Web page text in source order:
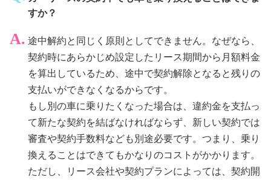
すか？
途中解約と同じく原則としてできません。なぜなら、
契約時にあらかじめ設定したリース期間から月額料金
を算出しているため、途中で契約解除となると残りの
支払いができなくなるからです。
もし別の車に乗りたくなった場合は、違約金を支払っ
て新たな契約を結ばなければならず、新しい契約では
審査や契約手数料なども別途必要です。つまり、乗り
換えることはできてもかなりのコストがかかります。
ただし、リース会社や契約プランによっては、契約開